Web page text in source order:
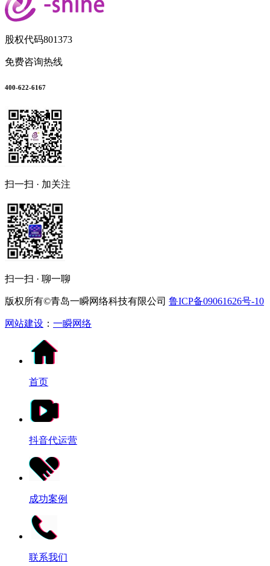
股权代码801373
免费咨询热线
400-622-6167
扫一扫 · 加关注
扫一扫 · 聊一聊
版权所有©青岛一瞬网络科技有限公司 鲁ICP备09061626号-10
网站建设 ： 一瞬网络
首页
抖音代运营
成功案例
联系我们